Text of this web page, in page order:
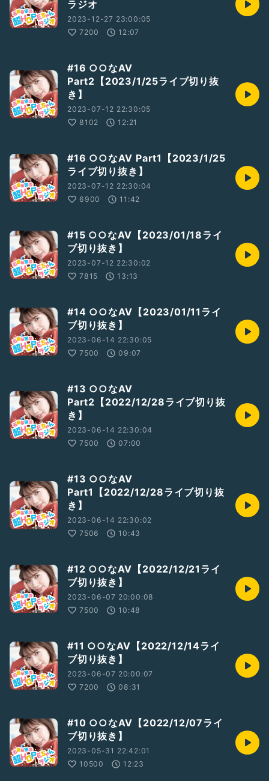
ラジオ
2023-12-27 23:00:05
7200
12:07
#16 ○○なAV
Part2【2023/1/25ライブ切り抜
き】
2023-07-12 22:30:05
8102
12:21
#16 ○○なAV Part1【2023/1/25
ライブ切り抜き】
2023-07-12 22:30:04
6900
11:42
#15 ○○なAV【2023/01/18ライ
ブ切り抜き】
2023-07-12 22:30:02
7815
13:13
#14 ○○なAV【2023/01/11ライ
ブ切り抜き】
2023-06-14 22:30:05
7500
09:07
#13 ○○なAV
Part2【2022/12/28ライブ切り抜
き】
2023-06-14 22:30:04
7500
07:00
#13 ○○なAV
Part1【2022/12/28ライブ切り抜
き】
2023-06-14 22:30:02
7506
10:43
#12 ○○なAV【2022/12/21ライ
ブ切り抜き】
2023-06-07 20:00:08
7500
10:48
#11 ○○なAV【2022/12/14ライ
ブ切り抜き】
2023-06-07 20:00:07
7200
08:31
#10 ○○なAV【2022/12/07ライ
ブ切り抜き】
2023-05-31 22:42:01
10500
12:23